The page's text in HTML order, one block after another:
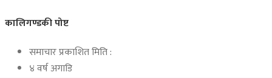
कालिगण्डकी पोष्ट
समाचार प्रकाशित मिति :
४ वर्ष अगाडि